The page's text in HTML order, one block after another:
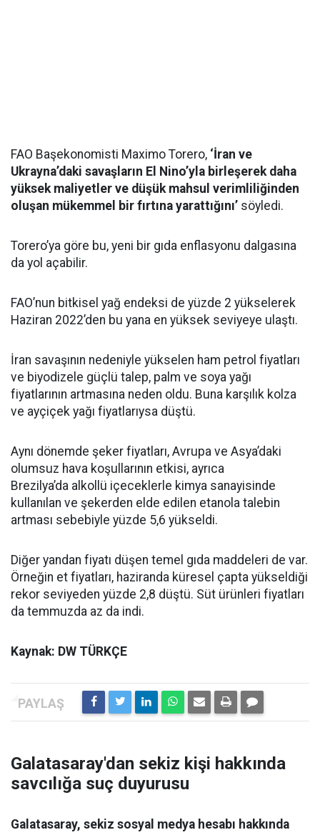
FAO Başekonomisti Maximo Torero, ‘İran ve
Ukrayna’daki savaşların El Nino’yla birleşerek daha
yüksek maliyetler ve düşük mahsul verimliliğinden
oluşan mükemmel bir fırtına yarattığını’ söyledi.
Torero’ya göre bu, yeni bir gıda enflasyonu dalgasına
da yol açabilir.
FAO’nun bitkisel yağ endeksi de yüzde 2 yükselerek
Haziran 2022’den bu yana en yüksek seviyeye ulaştı.
İran savaşının nedeniyle yükselen ham petrol fiyatları
ve biyodizele güçlü talep, palm ve soya yağı
fiyatlarının artmasına neden oldu. Buna karşılık kolza
ve ayçiçek yağı fiyatlarıysa düştü.
Aynı dönemde şeker fiyatları, Avrupa ve Asya’daki
olumsuz hava koşullarının etkisi, ayrıca
Brezilya’da alkollü içeceklerle kimya sanayisinde
kullanılan ve şekerden elde edilen etanola talebin
artması sebebiyle yüzde 5,6 yükseldi.
Diğer yandan fiyatı düşen temel gıda maddeleri de var.
Örneğin et fiyatları, haziranda küresel çapta yükseldiği
rekor seviyeden yüzde 2,8 düştü. Süt ürünleri fiyatları
da temmuzda az da indi.
Kaynak: DW TÜRKÇE
Galatasaray'dan sekiz kişi hakkında
savcılığa suç duyurusu
Galatasaray, sekiz sosyal medya hesabı hakkında